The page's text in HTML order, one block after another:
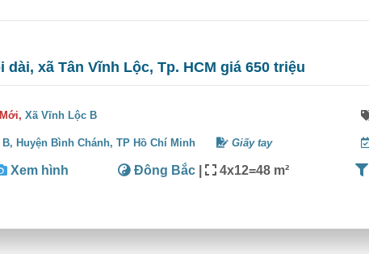
xã Tân Vĩnh Lộc, Tp. HCM giá 650 triệu
Mới,Xã Vĩnh Lộc B
Huyện Bình Chánh,TP Hồ Chí Minh Giấy tay
Xem hình Đông Bắc| 4x12=48 m²